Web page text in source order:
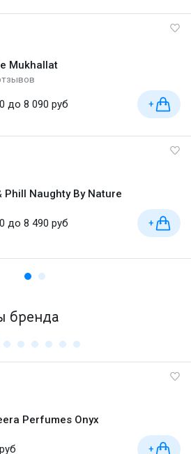
Mukhallat
до 8 090 руб +
Phill Naughty By Nature
до 8 490 руб +
бренда
Perfumes Onyx
+